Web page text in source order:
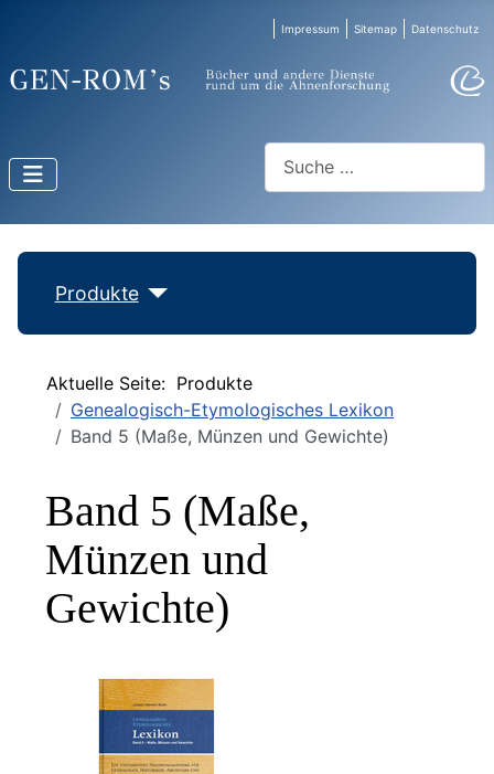
Impressum Sitemap Datenschutz
Produkte
Aktuelle Seite: Produkte
Genealogisch-Etymologisches Lexikon
Band 5 (Maße, Münzen und Gewichte)
Band 5 (Maße,
Münzen und
Gewichte)